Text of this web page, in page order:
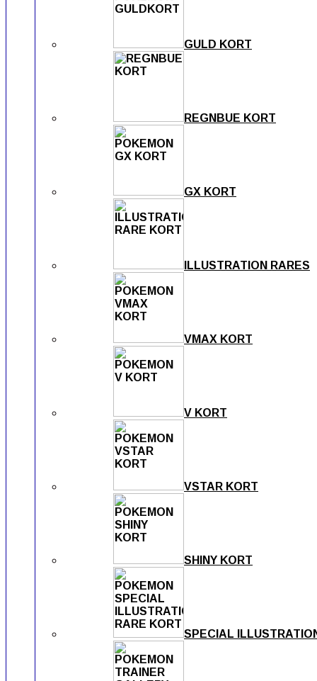
GULD KORT
REGNBUE KORT
GX KORT
ILLUSTRATION RARES
VMAX KORT
V KORT
VSTAR KORT
SHINY KORT
SPECIAL